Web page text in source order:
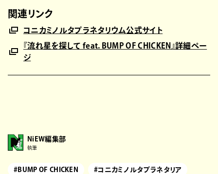
関連リンク
コニカミノルタプラネタリウム公式サイト
『流れ星を探して feat. BUMP OF CHICKEN』詳細ペー
ジ
NiEW編集部
執筆
#BUMP OF CHICKEN #コニカミノルタプラネタリア